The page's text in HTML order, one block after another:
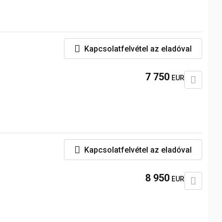
Kapcsolatfelvétel az eladóval
7 750 EUR
Kapcsolatfelvétel az eladóval
8 950 EUR